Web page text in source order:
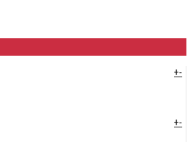
+-
+-